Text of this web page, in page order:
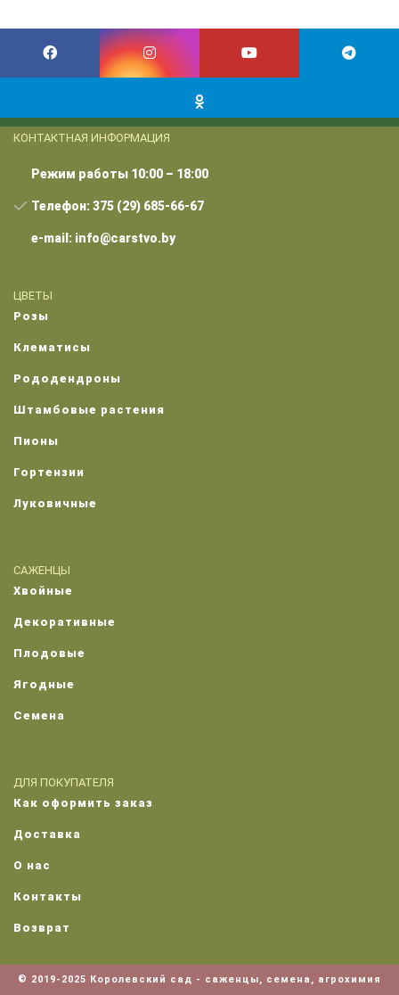
КОНТАКТНАЯ ИНФОРМАЦИЯ
Режим работы 10:00 – 18:00
Телефон: 375 (29) 685-66-67
e-mail: info@carstvo.by
ЦВЕТЫ
Розы
Клематисы
Рододендроны
Штамбовые растения
Пионы
Гортензии
Луковичные
САЖЕНЦЫ
Хвойные
Декоративные
Плодовые
Ягодные
Семена
ДЛЯ ПОКУПАТЕЛЯ
Как оформить заказ
Доставка
О нас
Контакты
Возврат
© 2019-2025 Королевский сад - саженцы, семена, агрохимия